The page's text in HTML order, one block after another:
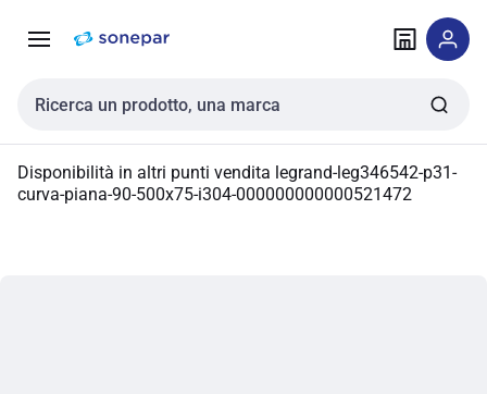
navigazione alla
Cerca input
Disponibilità in altri punti vendita legrand-leg346542-p31-
curva-piana-90-500x75-i304-000000000000521472